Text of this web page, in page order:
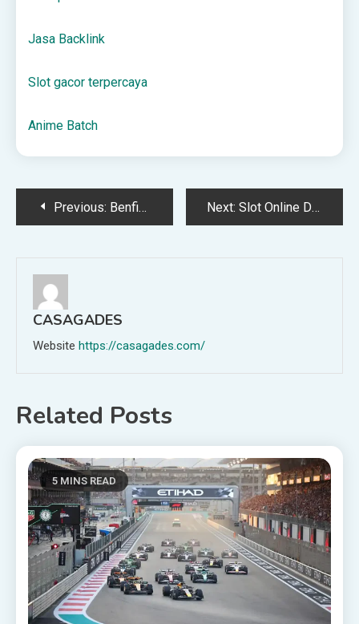
Jasa Backlink
Slot gacor terpercaya
Anime Batch
PostPrevious: Benfica – Real Madryt: oficjalne składy 17.02.2026 Next: Slot Online Dengan Bonus Melimpah Menanti Anda
CASAGADES
Website https://casagades.com/
Related Posts
5 MINS READ